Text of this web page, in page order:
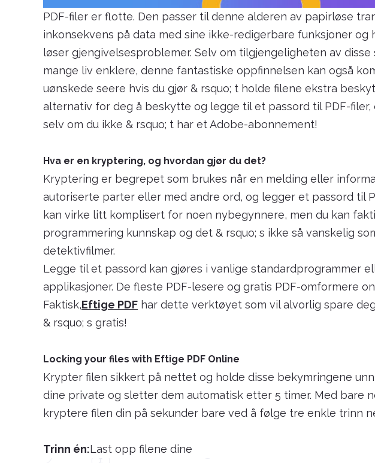
PDF-filer er flotte. Den passer til denne alderen av papirløse
inkonsekvens på data med sine ikke-redigerbare funksjoner og
løser gjengivelsesproblemer. Selv om tilgjengeligheten av
mange liv enklere, denne fantastiske oppfinnelsen kan også
uønskede seere hvis du gjør & rsquo; t holde filene ekstra
alternativ for deg å beskytte og legge til et passord til PDF-filer,
selv om du ikke & rsquo; t har et Adobe-abonnement!
Hva er en kryptering, og hvordan gjør du det?
Kryptering er begrepet som brukes når en melding eller
autoriserte parter eller med andre ord, og legger et passord til
kan virke litt komplisert for noen nybegynnere, men du kan
programmering kunnskap og det & rsquo; s ikke så vanskelig
detektivfilmer.
Legge til et passord kan gjøres i vanlige standardprogrammer
applikasjoner. De fleste PDF-lesere og gratis PDF-omformere
Faktisk,Eftige PDF har dette verktøyet som vil alvorlig spare
& rsquo; s gratis!
Locking your files with Eftige PDF Online
Krypter filen sikkert på nettet og holde disse bekymringene
dine private og sletter dem automatisk etter 5 timer. Med bare
kryptere filen din på sekunder bare ved å følge tre enkle trinn
Trinn én:Last opp filene dine